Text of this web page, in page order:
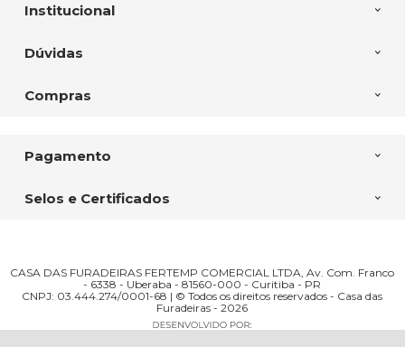
Institucional
Dúvidas
Compras
Pagamento
Selos e Certificados
CASA DAS FURADEIRAS FERTEMP COMERCIAL LTDA, Av. Com. Franco
- 6338 - Uberaba - 81560-000 - Curitiba - PR
CNPJ: 03.444.274/0001-68 | © Todos os direitos reservados - Casa das
Furadeiras - 2026